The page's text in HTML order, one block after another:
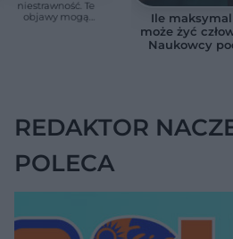
niestrawność. Te
objawy mogą
Ile
może żyć
Naukowcy
REDAKTOR
POLECA